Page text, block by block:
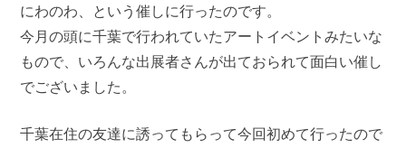
にわのわ、という催しに行ったのです。
今月の頭に千葉で行われていたアートイベントみたいな
もので、いろんな出展者さんが出ておられて面白い催し
でございました。
千葉在住の友達に誘ってもらって今回初めて行ったので